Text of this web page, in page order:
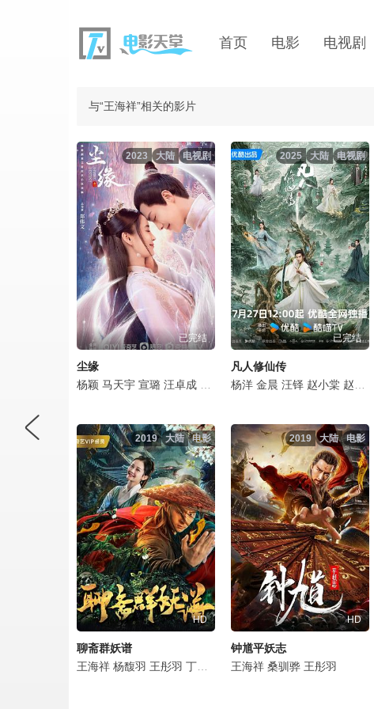
首页 电影 电视剧
与“王海祥”相关的影片
电视剧
大陆
2023
已完结
尘缘
杨颖 马天宇 宣璐 汪卓成 朱泳腾 海一天 刘乔方 李雅男 徐琳
电视剧
大陆
2025
已完结
凡人修仙传
杨洋 金晨 汪铎 赵小棠 赵晴
电影
大陆
2019
HD
聊斋群妖谱
王海祥 杨馥羽 王彤羽 丁建钧
电影
大陆
2019
HD
钟馗平妖志
王海祥 桑驯骅 王彤羽